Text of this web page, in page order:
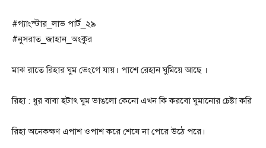
#গ্যাংস্টার_লাভ পার্ট_২৯
#নুসরাত_জাহান_অংকুর
মাঝ রাতে রিহার ঘুম ভেংগে যায়। পাশে রেহান ঘুমিয়ে আছে ।
রিহা : ধুর বাবা হটাৎ ঘুম ভাঙলো কেনো এখন কি করবো ঘুমানোর চেষ্টা করি
রিহা অনেকক্ষণ এপাশ ওপাশ করে শেষে না পেরে উঠে পরে।